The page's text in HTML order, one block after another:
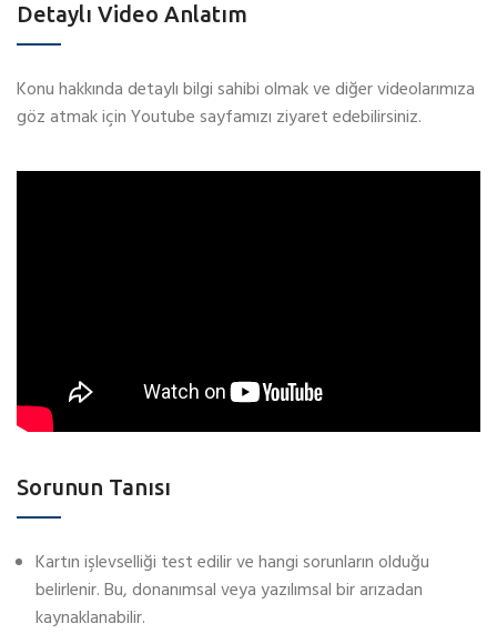
Detaylı Video Anlatım
Konu hakkında detaylı bilgi sahibi olmak ve diğer videolarımıza
göz atmak için Youtube sayfamızı ziyaret edebilirsiniz.
Sorunun Tanısı
Kartın işlevselliği test edilir ve hangi sorunların olduğu
belirlenir. Bu, donanımsal veya yazılımsal bir arızadan
kaynaklanabilir.